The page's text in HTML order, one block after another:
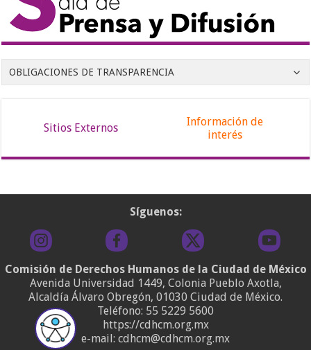
OBLIGACIONES DE TRANSPARENCIA
Sitios Externos
Información de
interés
Síguenos:
Comisión de Derechos Humanos de la Ciudad de México
Avenida Universidad 1449, Colonia Pueblo Axotla,
Alcaldía Álvaro Obregón, 01030 Ciudad de México.
Teléfono: 55 5229 5600
https://cdhcm.org.mx
e-mail: cdhcm@cdhcm.org.mx